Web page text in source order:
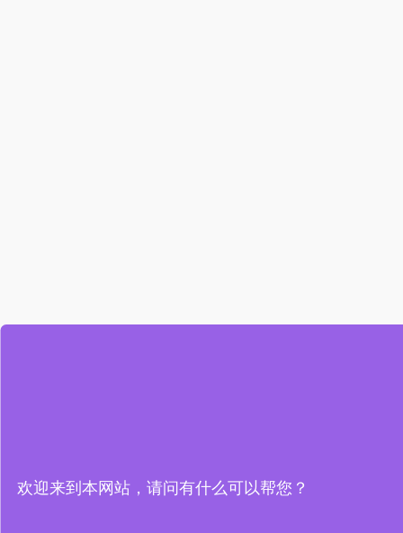
欢迎来到本网站，请问有什么可以帮您？